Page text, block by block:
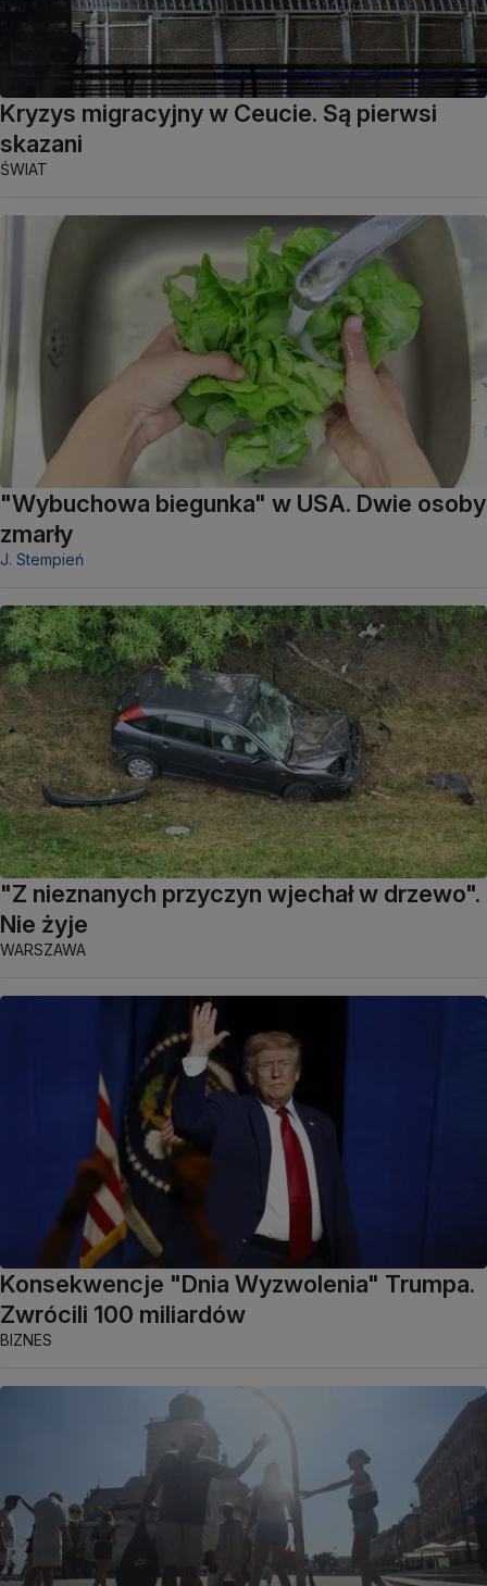
Kryzys migracyjny w Ceucie. Są pierwsi
skazani
ŚWIAT
"Wybuchowa biegunka" w USA. Dwie osoby
zmarły
J. Stempień
"Z nieznanych przyczyn wjechał w drzewo".
Nie żyje
WARSZAWA
Konsekwencje "Dnia Wyzwolenia" Trumpa.
Zwrócili 100 miliardów
BIZNES